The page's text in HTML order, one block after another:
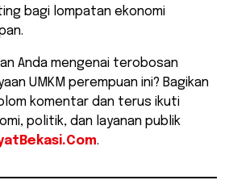
bagi lompatan ekonomi
Anda mengenai terobosan
UMKM perempuan ini? Bagikan
komentar dan terus ikuti
politik, dan layanan publik
.